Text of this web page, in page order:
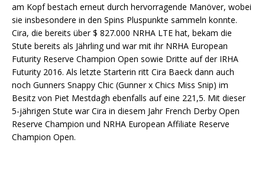
am Kopf bestach erneut durch hervorragende Manöver, wobei
sie insbesondere in den Spins Pluspunkte sammeln konnte.
Cira, die bereits über $ 827.000 NRHA LTE hat, bekam die
Stute bereits als Jährling und war mit ihr NRHA European
Futurity Reserve Champion Open sowie Dritte auf der IRHA
Futurity 2016. Als letzte Starterin ritt Cira Baeck dann auch
noch Gunners Snappy Chic (Gunner x Chics Miss Snip) im
Besitz von Piet Mestdagh ebenfalls auf eine 221,5. Mit dieser
5-jährigen Stute war Cira in diesem Jahr French Derby Open
Reserve Champion und NRHA European Affiliate Reserve
Champion Open.